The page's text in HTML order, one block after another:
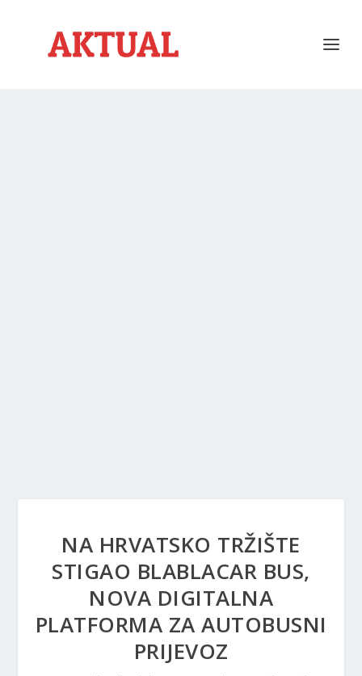
NA HRVATSKO TRŽIŠTE
STIGAO BLABLACAR BUS,
NOVA DIGITALNA
PLATFORMA ZA AUTOBUSNI
PRIJEVOZ